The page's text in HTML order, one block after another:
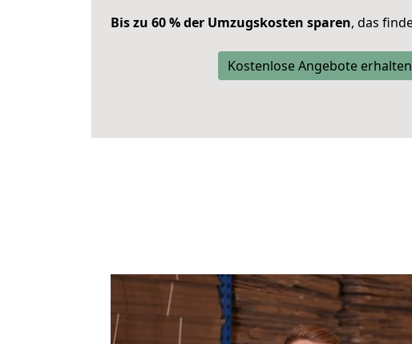
Bis zu 60 % der Umzugskosten sparen, das
Kostenlose Angebote erhalten